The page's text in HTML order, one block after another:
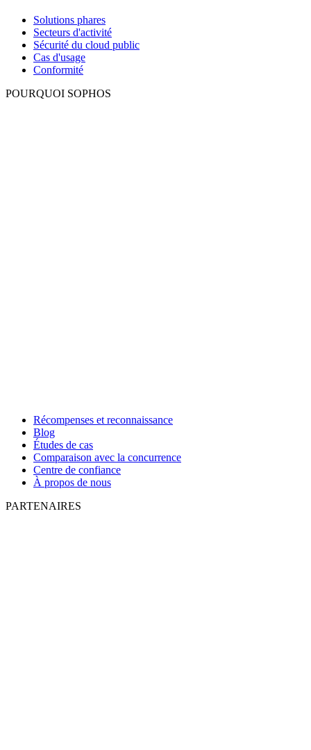
Solutions phares
Secteurs d'activité
Sécurité du cloud public
Cas d'usage
Conformité
POURQUOI SOPHOS
Récompenses et reconnaissance
Blog
Études de cas
Comparaison avec la concurrence
Centre de confiance
À propos de nous
PARTENAIRES